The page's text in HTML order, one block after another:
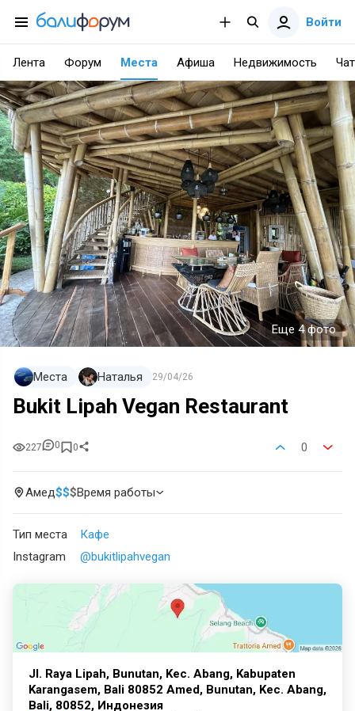
Войти
Лента Форум Места Афиша Недвижимость Чат
Еще 4 фото
Места Наталья 29/04/26
Bukit Lipah Vegan Restaurant
227 0 0 0
Амед$$$Время работы
Тип места
Кафе
Instagram
@bukitlipahvegan
Jl. Raya Lipah, Bunutan, Kec. Abang, Kabupaten
Karangasem, Bali 80852 Amed, Bunutan, Kec. Abang,
Bali, 80852, Индонезия